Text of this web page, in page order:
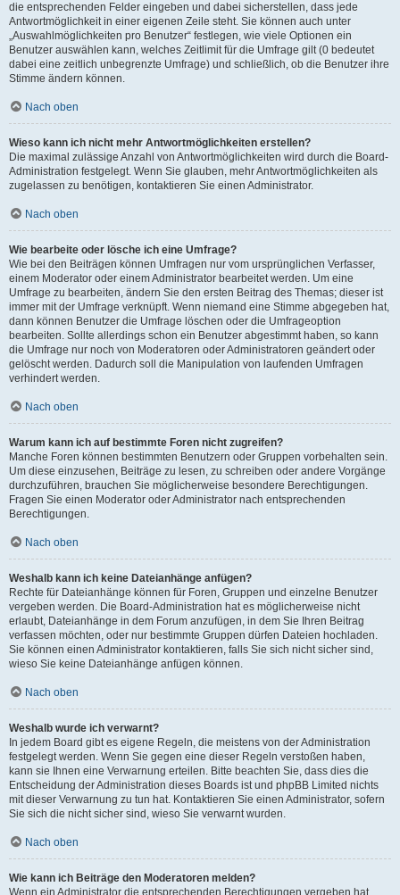
die entsprechenden Felder eingeben und dabei sicherstellen, dass jede
Antwortmöglichkeit in einer eigenen Zeile steht. Sie können auch unter
„Auswahlmöglichkeiten pro Benutzer“ festlegen, wie viele Optionen ein
Benutzer auswählen kann, welches Zeitlimit für die Umfrage gilt (0 bedeutet
dabei eine zeitlich unbegrenzte Umfrage) und schließlich, ob die Benutzer ihre
Stimme ändern können.
Nach oben
Wieso kann ich nicht mehr Antwortmöglichkeiten erstellen?
Die maximal zulässige Anzahl von Antwortmöglichkeiten wird durch die Board-
Administration festgelegt. Wenn Sie glauben, mehr Antwortmöglichkeiten als
zugelassen zu benötigen, kontaktieren Sie einen Administrator.
Nach oben
Wie bearbeite oder lösche ich eine Umfrage?
Wie bei den Beiträgen können Umfragen nur vom ursprünglichen Verfasser,
einem Moderator oder einem Administrator bearbeitet werden. Um eine
Umfrage zu bearbeiten, ändern Sie den ersten Beitrag des Themas; dieser ist
immer mit der Umfrage verknüpft. Wenn niemand eine Stimme abgegeben hat,
dann können Benutzer die Umfrage löschen oder die Umfrageoption
bearbeiten. Sollte allerdings schon ein Benutzer abgestimmt haben, so kann
die Umfrage nur noch von Moderatoren oder Administratoren geändert oder
gelöscht werden. Dadurch soll die Manipulation von laufenden Umfragen
verhindert werden.
Nach oben
Warum kann ich auf bestimmte Foren nicht zugreifen?
Manche Foren können bestimmten Benutzern oder Gruppen vorbehalten sein.
Um diese einzusehen, Beiträge zu lesen, zu schreiben oder andere Vorgänge
durchzuführen, brauchen Sie möglicherweise besondere Berechtigungen.
Fragen Sie einen Moderator oder Administrator nach entsprechenden
Berechtigungen.
Nach oben
Weshalb kann ich keine Dateianhänge anfügen?
Rechte für Dateianhänge können für Foren, Gruppen und einzelne Benutzer
vergeben werden. Die Board-Administration hat es möglicherweise nicht
erlaubt, Dateianhänge in dem Forum anzufügen, in dem Sie Ihren Beitrag
verfassen möchten, oder nur bestimmte Gruppen dürfen Dateien hochladen.
Sie können einen Administrator kontaktieren, falls Sie sich nicht sicher sind,
wieso Sie keine Dateianhänge anfügen können.
Nach oben
Weshalb wurde ich verwarnt?
In jedem Board gibt es eigene Regeln, die meistens von der Administration
festgelegt werden. Wenn Sie gegen eine dieser Regeln verstoßen haben,
kann sie Ihnen eine Verwarnung erteilen. Bitte beachten Sie, dass dies die
Entscheidung der Administration dieses Boards ist und phpBB Limited nichts
mit dieser Verwarnung zu tun hat. Kontaktieren Sie einen Administrator, sofern
Sie sich die nicht sicher sind, wieso Sie verwarnt wurden.
Nach oben
Wie kann ich Beiträge den Moderatoren melden?
Wenn ein Administrator die entsprechenden Berechtigungen vergeben hat,